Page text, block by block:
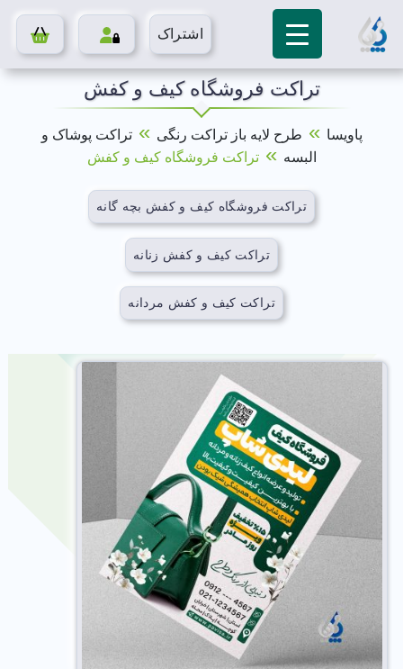
اشتراک
تراکت فروشگاه کیف و کفش
پاویسا » طرح لایه باز تراکت رنگی »تراکت پوشاک و
البسه »تراکت فروشگاه کیف و کفش
تراکت فروشگاه کیف و کفش بچه گانه
تراکت کیف و کفش زنانه
تراکت کیف و کفش مردانه